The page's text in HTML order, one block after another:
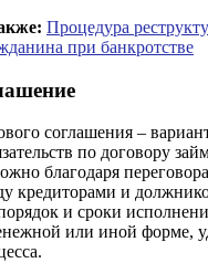
Процедура
при банкротстве
соглашения –
по договору
благодаря
кредиторами и
и сроки
или иной форме,